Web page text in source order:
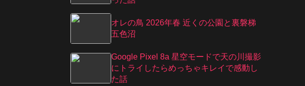
オレの鳥 2026年春 近くの公園と裏磐梯
五色沼
Google Pixel 8a 星空モードで天の川撮影
にトライしたらめっちゃキレイで感動し
た話